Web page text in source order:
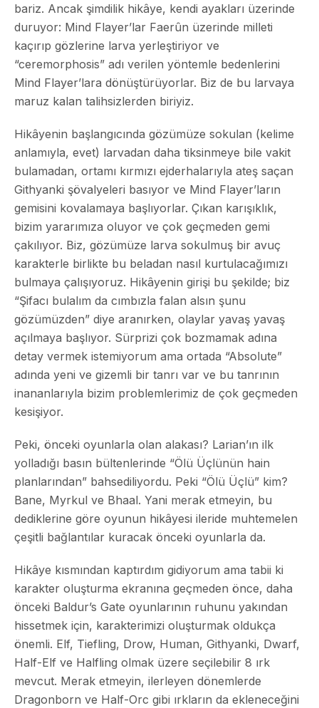
bariz. Ancak şimdilik hikâye, kendi ayakları üzerinde
duruyor: Mind Flayer’lar Faerûn üzerinde milleti
kaçırıp gözlerine larva yerleştiriyor ve
“ceremorphosis” adı verilen yöntemle bedenlerini
Mind Flayer’lara dönüştürüyorlar. Biz de bu larvaya
maruz kalan talihsizlerden biriyiz.
Hikâyenin başlangıcında gözümüze sokulan (kelime
anlamıyla, evet) larvadan daha tiksinmeye bile vakit
bulamadan, ortamı kırmızı ejderhalarıyla ateş saçan
Githyanki şövalyeleri basıyor ve Mind Flayer’ların
gemisini kovalamaya başlıyorlar. Çıkan karışıklık,
bizim yararımıza oluyor ve çok geçmeden gemi
çakılıyor. Biz, gözümüze larva sokulmuş bir avuç
karakterle birlikte bu beladan nasıl kurtulacağımızı
bulmaya çalışıyoruz. Hikâyenin girişi bu şekilde; biz
“Şifacı bulalım da cımbızla falan alsın şunu
gözümüzden” diye aranırken, olaylar yavaş yavaş
açılmaya başlıyor. Sürprizi çok bozmamak adına
detay vermek istemiyorum ama ortada “Absolute”
adında yeni ve gizemli bir tanrı var ve bu tanrının
inananlarıyla bizim problemlerimiz de çok geçmeden
kesişiyor.
Peki, önceki oyunlarla olan alakası? Larian’ın ilk
yolladığı basın bültenlerinde “Ölü Üçlünün hain
planlarından” bahsediliyordu. Peki “Ölü Üçlü” kim?
Bane, Myrkul ve Bhaal. Yani merak etmeyin, bu
dediklerine göre oyunun hikâyesi ileride muhtemelen
çeşitli bağlantılar kuracak önceki oyunlarla da.
Hikâye kısmından kaptırdım gidiyorum ama tabii ki
karakter oluşturma ekranına geçmeden önce, daha
önceki Baldur’s Gate oyunlarının ruhunu yakından
hissetmek için, karakterimizi oluşturmak oldukça
önemli. Elf, Tiefling, Drow, Human, Githyanki, Dwarf,
Half-Elf ve Halfling olmak üzere seçilebilir 8 ırk
mevcut. Merak etmeyin, ilerleyen dönemlerde
Dragonborn ve Half-Orc gibi ırkların da ekleneceğini